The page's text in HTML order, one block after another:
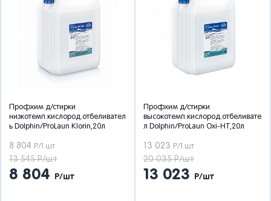
Профхим д/стирки
низкотемп.кислород.отбеливател
ь Dolphin/ProLaun Klorin,20л
8 804 Р/1 шт
13 545 Р/шт
8 804 Р/шт
Профхим д/стирки
высокотемп.кислород.отбеливате
л Dolphin/ProLaun Oxi-HT,20л
13 023 Р/1 шт
20 035 Р/шт
13 023 Р/шт